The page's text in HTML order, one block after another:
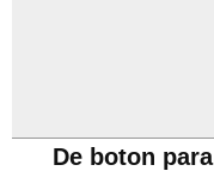
De boton para